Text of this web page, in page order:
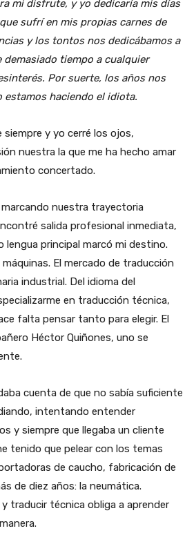
mi disfrute, y yo dedicaría mis días
sufrí en mis propias carnes de
y los tontos nos dedicábamos a
tiempo a cualquier
Por suerte, los años nos
estamos haciendo el idiota.
y yo cerré los ojos,
nuestra la que me ha hecho amar
concertado.
nuestra trayectoria
salida profesional inmediata,
lengua principal marcó mi destino.
El mercado de traducción
industrial. Del idioma del
en traducción técnica,
falta pensar tanto para elegir. El
Héctor Quiñones, uno se
cuenta de que no sabía suficiente
intentando entender
y siempre que llegaba un cliente
tenido que pelear con los temas
de caucho, fabricación de
de diez años: la neumática.
traducir técnica obliga a aprender